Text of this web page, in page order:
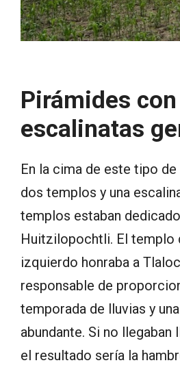
Pirámides con
escalinatas
En la cima de este tipo
dos templos y una
templos estaban
Huitzilopochtli. El templo
izquierdo honraba a
responsable de
temporada de lluvias y
abundante. Si no llegaban
el resultado sería la